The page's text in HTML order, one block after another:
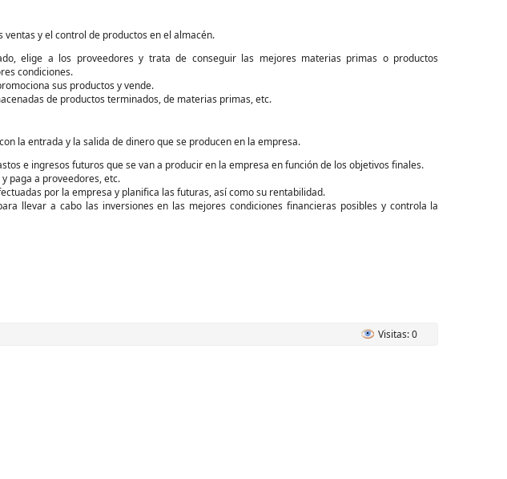
y el control de productos en el almacén.
elige a los proveedores y trata de conseguir las mejores materias primas o productos
condiciones.
sus productos y vende.
de productos terminados, de materias primas, etc.
la entrada y la salida de dinero que se producen en la empresa.
e ingresos futuros que se van a producir en la empresa en función de los objetivos finales.
paga a proveedores, etc.
por la empresa y planifica las futuras, así como su rentabilidad.
llevar a cabo las inversiones en las mejores condiciones financieras posibles y controla la
Visitas: 0